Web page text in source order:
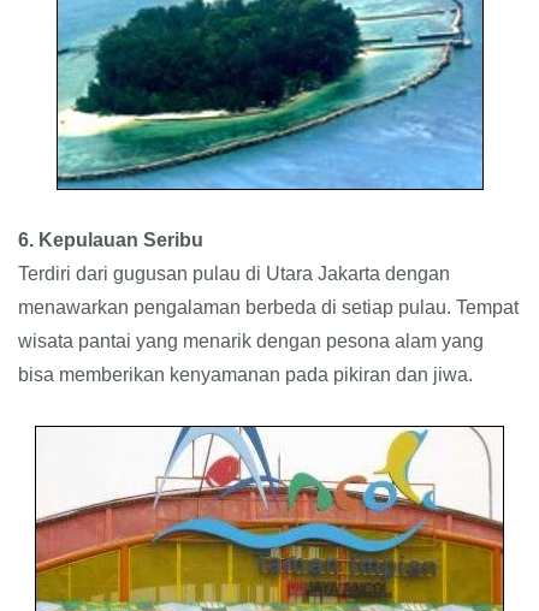
6. Kepulauan Seribu
Terdiri dari gugusan pulau di Utara Jakarta dengan
menawarkan pengalaman berbeda di setiap pulau. Tempat
wisata pantai yang menarik dengan pesona alam yang
bisa memberikan kenyamanan pada pikiran dan jiwa.